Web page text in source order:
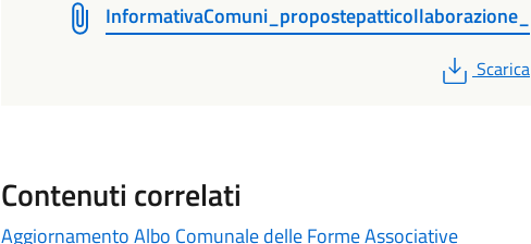
InformativaComuni_propostepatticollaborazione_
PDF
Scarica
Contenuti correlati
Aggiornamento Albo Comunale delle Forme Associative